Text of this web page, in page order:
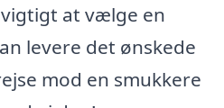
at vælge en
levere det ønskede
mod en smukkere